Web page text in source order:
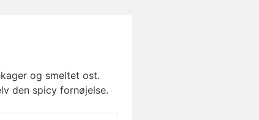
og smeltet ost.
den spicy fornøjelse.